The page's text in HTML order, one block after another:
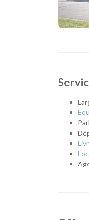
vous
l'ouest
L'esprit